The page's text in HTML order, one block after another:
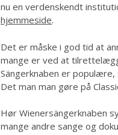
nu en verdenskendt
hjemmeside.
Det er måske i god tid at
mange er ved at
Sängerknaben er
Det man man gøre på
Hør Wienersängerknaben
mange andre sange og